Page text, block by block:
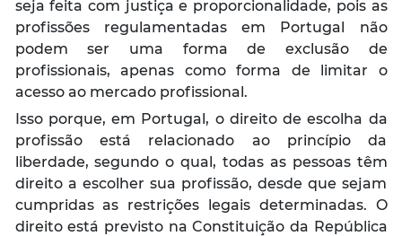
seja feita com justiça e proporcionalidade, pois as
profissões regulamentadas em Portugal não
podem ser uma forma de exclusão de
profissionais, apenas como forma de limitar o
acesso ao mercado profissional.
Isso porque, em Portugal, o direito de escolha da
profissão está relacionado ao princípio da
liberdade, segundo o qual, todas as pessoas têm
direito a escolher sua profissão, desde que sejam
cumpridas as restrições legais determinadas. O
direito está previsto na Constituição da República